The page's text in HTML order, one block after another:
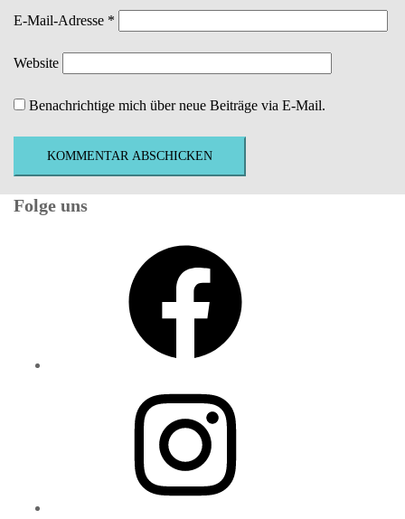
E-Mail-Adresse *
Website
Benachrichtige mich über neue Beiträge via E-Mail.
Folge uns